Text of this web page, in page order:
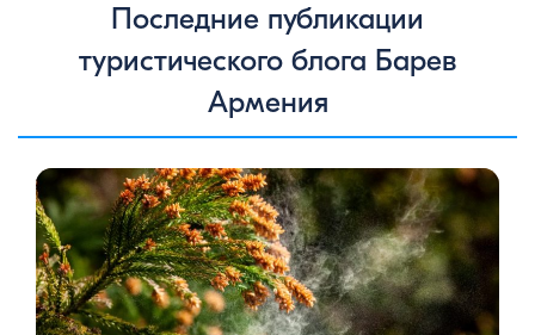
Последние публикации
туристического блога Барев
Армения
Цветение сосен — уникальное природное явление, которое
не только радует глаз, но и приносит значительную пользу
для здоровья человека. Особенно ярко это проявляется в
Степанаванском дендропарке в Армении, где сосны цветут в
конце мая, создавая удивительное зрелище и наполняя
воздух целебными веществами.Степанаванский
дендропарк: жемчужина Лорийской области